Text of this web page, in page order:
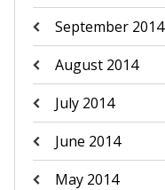
September 2014
August 2014
July 2014
June 2014
May 2014